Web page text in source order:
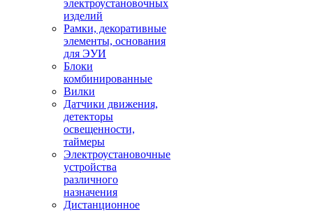
электроустановочных
изделий
Рамки, декоративные
элементы, основания
для ЭУИ
Блоки
комбинированные
Вилки
Датчики движения,
детекторы
освещенности,
таймеры
Электроустановочные
устройства
различного
назначения
Дистанционное